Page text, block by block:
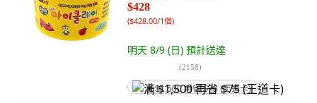
$428
($428.00/1個)
明天 8/9 (日) 預計送達
(2158)
满 $1,500 再省 $75 (王道卡)